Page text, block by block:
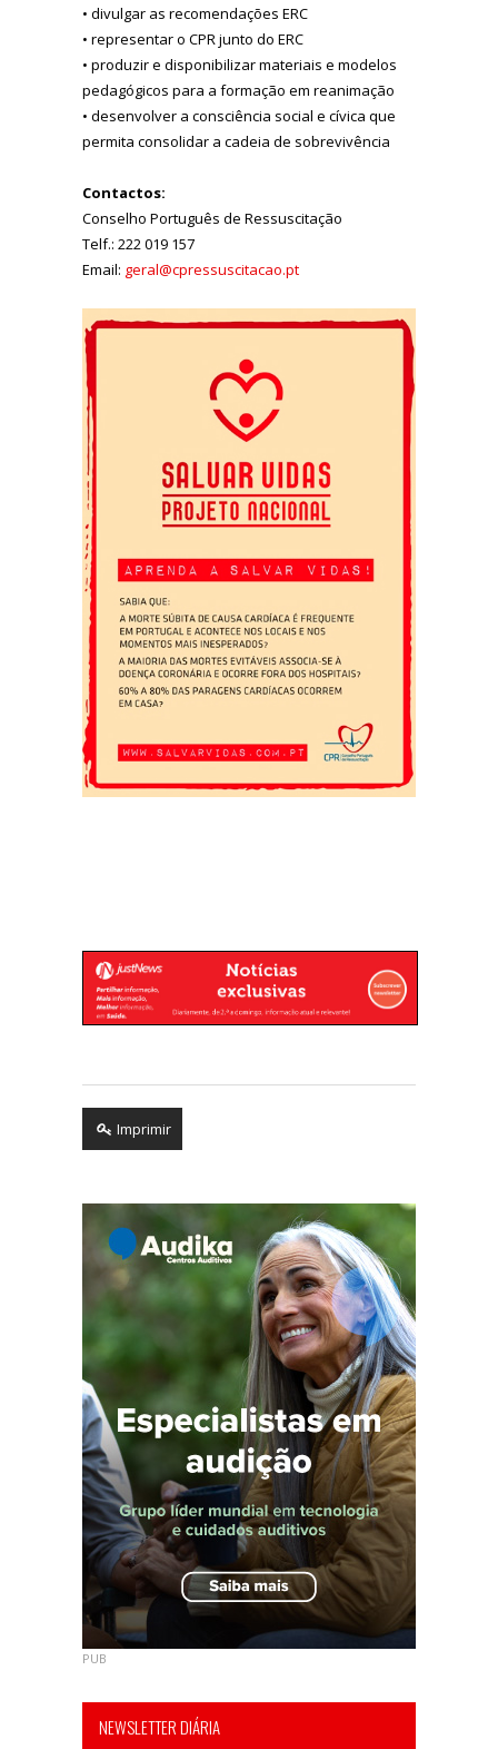
• divulgar as recomendações ERC
• representar o CPR junto do ERC
• produzir e disponibilizar materiais e modelos
pedagógicos para a formação em reanimação
• desenvolver a consciência social e cívica que
permita consolidar a cadeia de sobrevivência
Contactos:
Conselho Português de Ressuscitação
Telf.: 222 019 157
Email: geral@cpressuscitacao.pt
Imprimir
PUB
NEWSLETTER DIÁRIA